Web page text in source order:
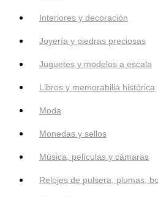
Interiores y decoración
Joyería y piedras preciosas
Juguetes y modelos a escala
Libros y memorabilia histórica
Moda
Monedas y sellos
Música, películas y cámaras
Relojes de pulsera, plumas,